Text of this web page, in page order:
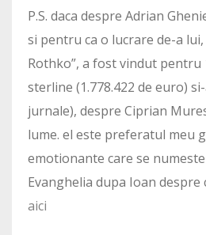
P.S. daca despre Adrian
si pentru ca o lucrare de-a
Rothko”, a fost vindut pentru
sterline (1.778.422 de euro)
jurnale), despre Ciprian
lume. el este preferatul meu
emotionante care se
Evanghelia dupa Ioan despre
aici